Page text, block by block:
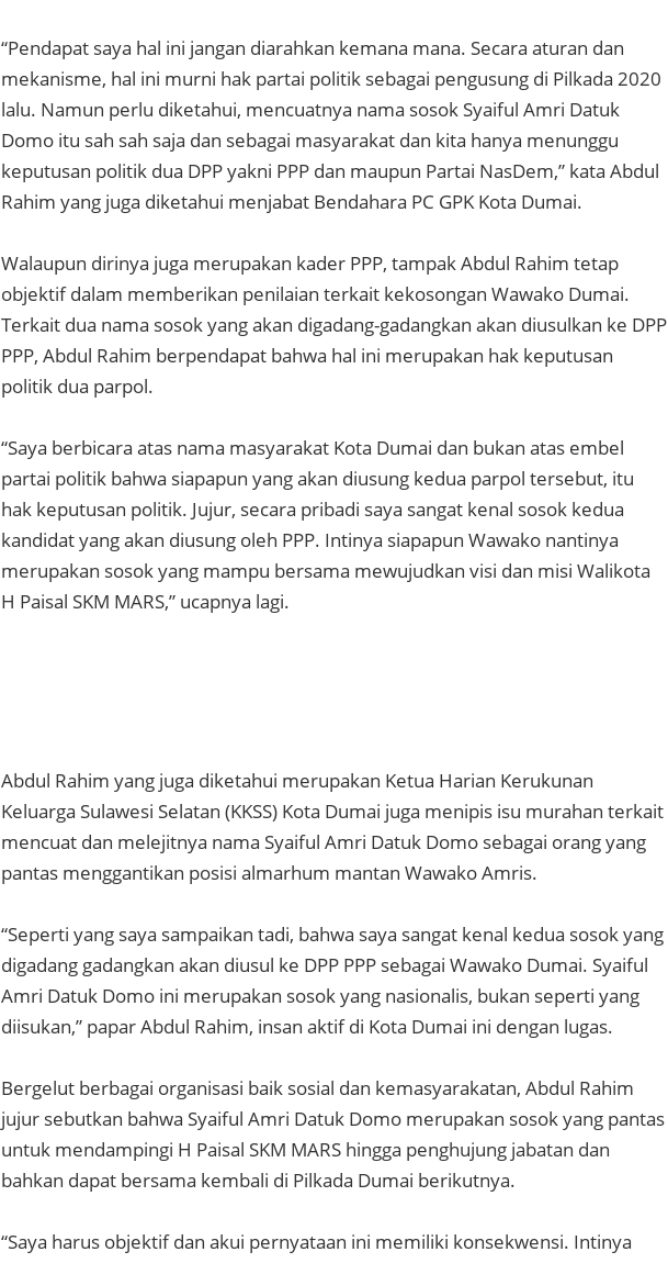
“Pendapat saya hal ini jangan diarahkan kemana mana. Secara aturan dan
mekanisme, hal ini murni hak partai politik sebagai pengusung di Pilkada 2020
lalu. Namun perlu diketahui, mencuatnya nama sosok Syaiful Amri Datuk
Domo itu sah sah saja dan sebagai masyarakat dan kita hanya menunggu
keputusan politik dua DPP yakni PPP dan maupun Partai NasDem,” kata Abdul
Rahim yang juga diketahui menjabat Bendahara PC GPK Kota Dumai.
Walaupun dirinya juga merupakan kader PPP, tampak Abdul Rahim tetap
objektif dalam memberikan penilaian terkait kekosongan Wawako Dumai.
Terkait dua nama sosok yang akan digadang-gadangkan akan diusulkan ke DPP
PPP, Abdul Rahim berpendapat bahwa hal ini merupakan hak keputusan
politik dua parpol.
“Saya berbicara atas nama masyarakat Kota Dumai dan bukan atas embel
partai politik bahwa siapapun yang akan diusung kedua parpol tersebut, itu
hak keputusan politik. Jujur, secara pribadi saya sangat kenal sosok kedua
kandidat yang akan diusung oleh PPP. Intinya siapapun Wawako nantinya
merupakan sosok yang mampu bersama mewujudkan visi dan misi Walikota
H Paisal SKM MARS,” ucapnya lagi.
Abdul Rahim yang juga diketahui merupakan Ketua Harian Kerukunan
Keluarga Sulawesi Selatan (KKSS) Kota Dumai juga menipis isu murahan terkait
mencuat dan melejitnya nama Syaiful Amri Datuk Domo sebagai orang yang
pantas menggantikan posisi almarhum mantan Wawako Amris.
“Seperti yang saya sampaikan tadi, bahwa saya sangat kenal kedua sosok yang
digadang gadangkan akan diusul ke DPP PPP sebagai Wawako Dumai. Syaiful
Amri Datuk Domo ini merupakan sosok yang nasionalis, bukan seperti yang
diisukan,” papar Abdul Rahim, insan aktif di Kota Dumai ini dengan lugas.
Bergelut berbagai organisasi baik sosial dan kemasyarakatan, Abdul Rahim
jujur sebutkan bahwa Syaiful Amri Datuk Domo merupakan sosok yang pantas
untuk mendampingi H Paisal SKM MARS hingga penghujung jabatan dan
bahkan dapat bersama kembali di Pilkada Dumai berikutnya.
“Saya harus objektif dan akui pernyataan ini memiliki konsekwensi. Intinya